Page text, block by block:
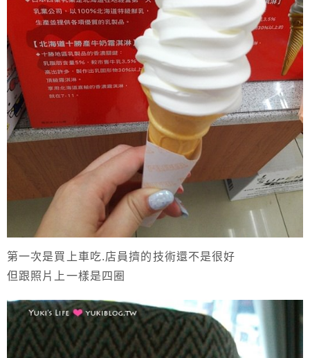
第一次是買上車吃.店員擠的技術還不是很好
但跟照片上一樣是四圈